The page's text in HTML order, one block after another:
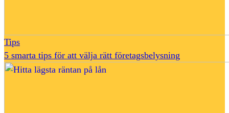
Tips
5 smarta tips för att välja rätt företagsbelysning